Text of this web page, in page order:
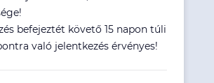
befejeztét követő 15 napon túli
való jelentkezés érvényes!